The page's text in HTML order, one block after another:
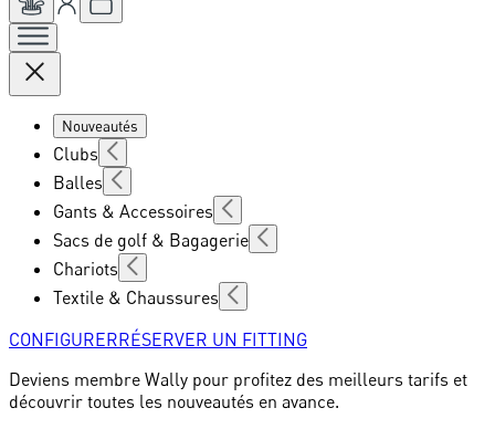
Nouveautés
Clubs
Balles
Gants & Accessoires
Sacs de golf & Bagagerie
Chariots
Textile & Chaussures
CONFIGURERRÉSERVER UN FITTING
Deviens membre Wally pour profitez des meilleurs tarifs et
découvrir toutes les nouveautés en avance.